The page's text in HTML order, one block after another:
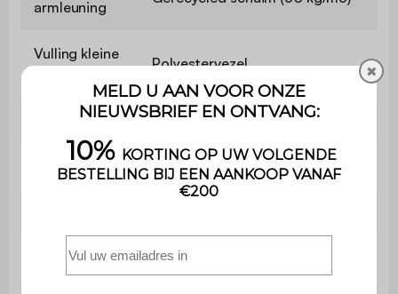
armleuning
Vulling kleine
Polyestervezel
69 cm
Diepte zitvlak 69 cm
Slaapbank Nee
✖